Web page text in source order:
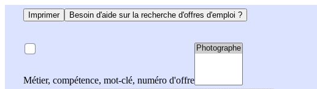
Imprimer Besoin d'aide sur la recherche d'offres d'emploi ?
Métier, compétence, mot-clé, numéro d'offre